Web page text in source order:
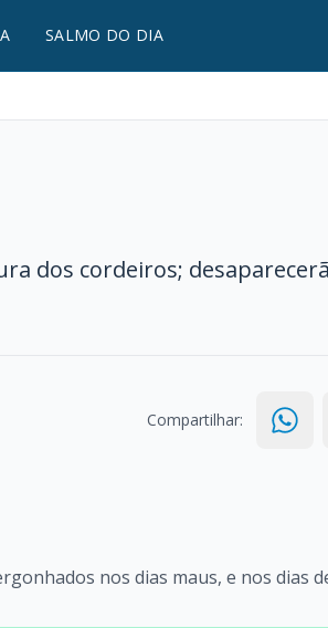
SALMO DO DIA
dos cordeiros;
Compartilhar:
nos dias maus, e nos dias